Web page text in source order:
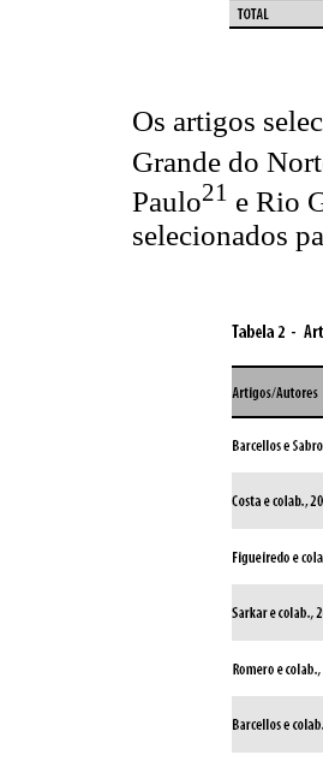
Os artigos
Grande do
Paulo21 e Rio
selecionados